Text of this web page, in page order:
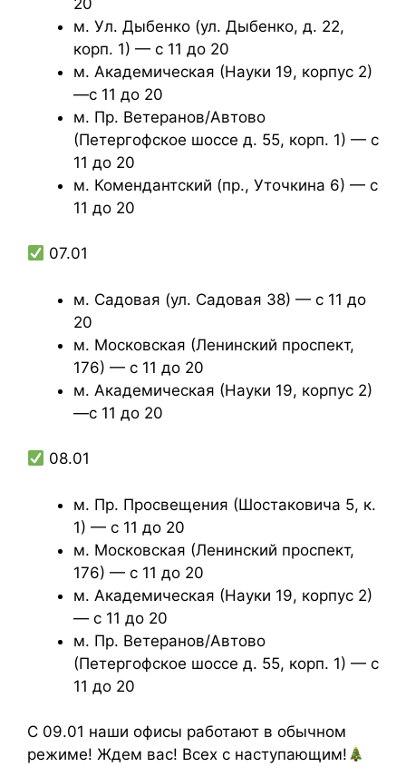
м. Ул. Дыбенко (ул. Дыбенко, д. 22,
корп. 1) — с 11 до 20
м. Академическая (Науки 19, корпус 2)
—с 11 до 20
м. Пр. Ветеранов/Автово
(Петергофское шоссе д. 55, корп. 1) — с
11 до 20
м. Комендантский (пр., Уточкина 6) — с
11 до 20
07.01
м. Садовая (ул. Садовая 38) — с 11 до
20
м. Московская (Ленинский проспект,
176) — с 11 до 20
м. Академическая (Науки 19, корпус 2)
—с 11 до 20
08.01
м. Пр. Просвещения (Шостаковича 5, к.
1) — с 11 до 20
м. Московская (Ленинский проспект,
176) — с 11 до 20
м. Академическая (Науки 19, корпус 2)
— с 11 до 20
м. Пр. Ветеранов/Автово
(Петергофское шоссе д. 55, корп. 1) — с
11 до 20
С 09.01 наши офисы работают в обычном
режиме! Ждем вас! Всех с наступающим!